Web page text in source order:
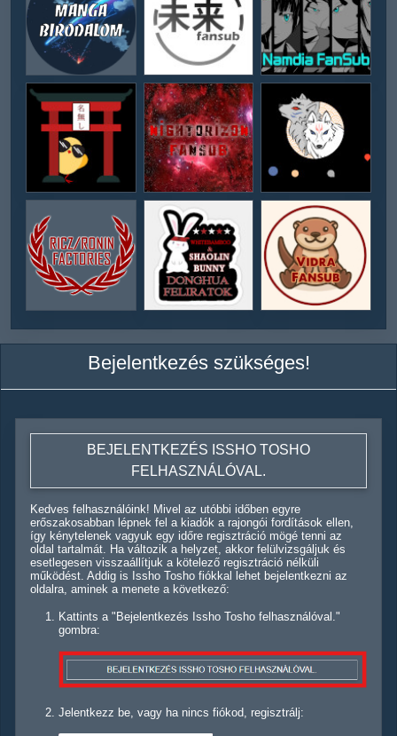
Bejelentkezés szükséges!
BEJELENTKEZÉS ISSHO TOSHO
FELHASZNÁLÓVAL.
Kedves felhasználóink! Mivel az utóbbi időben egyre
erőszakosabban lépnek fel a kiadók a rajongói fordítások ellen,
így kénytelenek vagyuk egy időre regisztráció mögé tenni az
oldal tartalmát. Ha változik a helyzet, akkor felülvizsgáljuk és
esetlegesen visszaállítjuk a kötelező regisztráció nélküli
működést. Addig is Issho Tosho fiókkal lehet bejelentkezni az
oldalra, aminek a menete a következő:
Kattints a "Bejelentkezés Issho Tosho felhasználóval."
gombra:
Jelentkezz be, vagy ha nincs fiókod, regisztrálj: